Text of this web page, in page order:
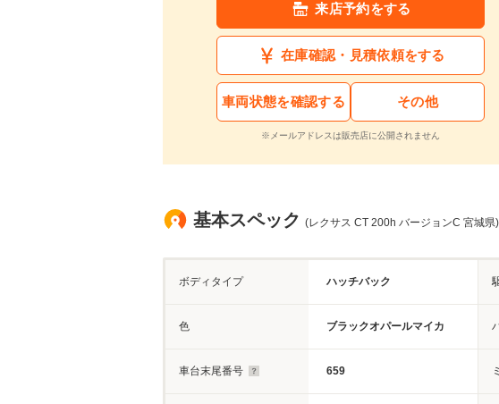
来店予約をする
在庫確認・見積依頼をする
車両状態を確認する その他
※メールアドレスは販売店に公開されません
基本スペック (レクサス CT 200h バージョンC 宮城県)
ボディタイプ ハッチバック
色 ブラックオパールマイカ
車台末尾番号 659